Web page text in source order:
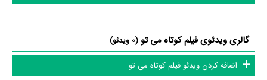
گالری ویدئوی فیلم کوتاه می تو(0 ویدئو)
اضافه کردن ویدئو فیلم کوتاه می تو